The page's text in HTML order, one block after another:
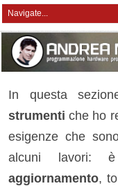
In questa
strumenti che ho
esigenze che
alcuni lavori:
aggiornamento,